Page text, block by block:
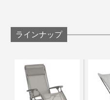
写真は「RSX CLIP AirComfort®
社員さんの何人かは夜サウ
チェアに寝そべったそうな
いだった！」と感激されて
ラインナップ